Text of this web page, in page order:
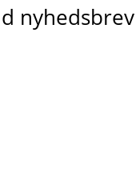
nyhedsbrev